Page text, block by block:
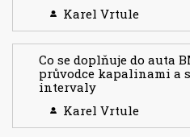
Karel Vrtule
Co se doplňuje do auta
průvodce kapalinami a
intervaly
Karel Vrtule